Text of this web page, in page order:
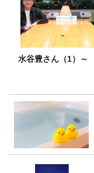
水谷豊さん（1）～